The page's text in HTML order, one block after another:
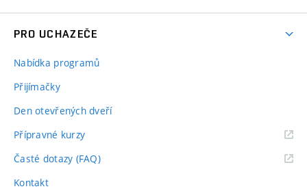
PRO UCHAZEČE
Nabídka programů
Přijímačky
Den otevřených dveří
Přípravné kurzy
Časté dotazy (FAQ)
Kontakt